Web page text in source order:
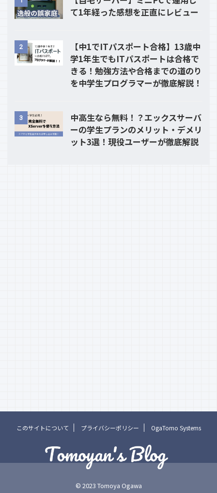
て1年経った感想を正直にレビュー
2
【中1でITパスポート合格】13歳中
学1年生でもITパスポートは合格で
きる！勉強方法や合格までの道のり
を中学生プログラマーが徹底解説！
3
中高生なら無料！？エックスサーバ
ーの学生プランのメリット・デメリ
ット3選！現役ユーザーが徹底解説
このサイトについて プライバシーポリシー OgaTomo Systems
© 2023 Tomoya Ogawa